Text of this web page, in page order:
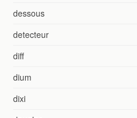
dessous
detecteur
diff
dium
dixi